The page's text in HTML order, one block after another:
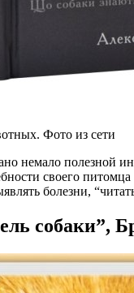
Фото из сети
немало полезной
своего
болезни,
собаки”,